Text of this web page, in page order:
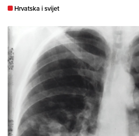
Hrvatska i svijet